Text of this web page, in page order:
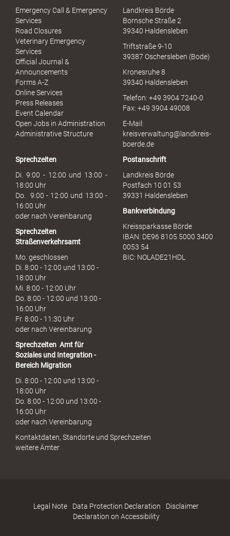
u
h
Emergency Call & Emergency
Services
Road Closures
Veterinary Emergency
Services
Official Journal &
Announcements
Forms A-Z
Online Services
Press Releases
Event Calendar
Open Jobs in Administration
Administrative Structure
Landkreis Börde
Bornsche Straße 2
39340 Haldensleben
Triftstraße 9-10
39387 Oschersleben (Bode)
Kronesruhe 8
39340 Haldensleben
Telefon: +49 3904 7240-0
Fax: +49 3904 49008
E-Mail:
kreisverwaltung@landkreis-
boerde.de
Sprechzeiten
Di. 9:00 - 12:00 und 13:00 -
18:00 Uhr
Do. 9:00 - 12:00 und 13:00 -
16:00 Uhr
oder nach Vereinbarung
Sprechzeiten
Straßenverkehrsamt
Mo. geschlossen
Di. 8:00 - 12:00 und 13:00 -
18:00 Uhr
Mi. 8:00 - 12:00 Uhr
Do. 8:00 - 12:00 und 13:00 -
16:00 Uhr
Fr. 8:00 - 11:30 Uhr
oder nach Vereinbarung
Sprechzeiten Amt für
Soziales und Integration -
Bereich Migration
Di. 8:00 - 12:00 und 13:00 -
18:00 Uhr
Do. 8:00 - 12:00 und 13:00 -
16:00 Uhr
oder nach Vereinbarung
Postanschrift
Landkreis Börde
Postfach 10 01 53
39331 Haldensleben
Bankverbindung
Kreissparkasse Börde
IBAN: DE96 8105 5000 3400
0053 54
BIC: NOLADE21HDL
Kontaktdaten, Standorte und Sprechzeiten
weitere Ämter
Legal Note Data Protection Declaration
Disclaimer
Declaration on Accessibility